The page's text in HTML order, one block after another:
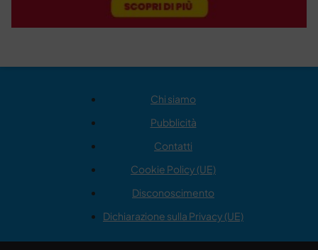
Chi siamo
Pubblicità
Contatti
Cookie Policy (UE)
Disconoscimento
Dichiarazione sulla Privacy (UE)